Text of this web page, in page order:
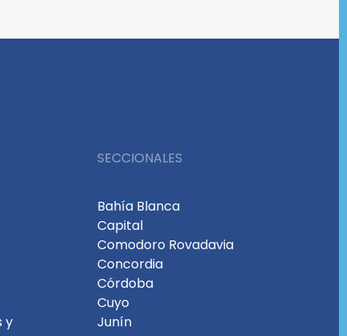
y
SECCIONALES
Bahía Blanca
Capital
Comodoro Rovadavia
Concordia
Córdoba
Cuyo
Junín